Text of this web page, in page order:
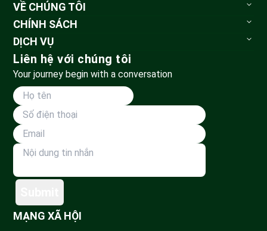
VỀ CHÚNG TÔI
Sovaba.travel
CHÍNH SÁCH
Bảo mật thông tin
Đặt tour
Huỷ tour & hoàn tiền
Phương thức vận chuyển
Thanh toán
DỊCH VỤ
Tour du lịch
Vé vui chơi
Tour đoàn
Land Tour
Dành cho đối tác
Liên hệ với chúng tôi
Your journey begin with a conversation
MẠNG XÃ HỘI